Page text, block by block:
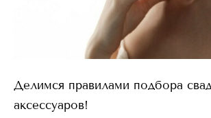
Делимся правилами подбора
аксессуаров!